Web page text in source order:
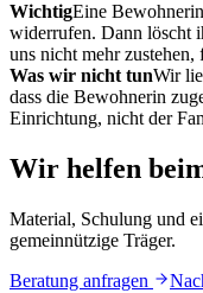
WichtigEine
widerrufen. Dann löscht
uns nicht mehr zustehen,
Was wir nicht tunWir
dass die Bewohnerin
Einrichtung, nicht der
Wir helfen
Material, Schulung und
gemeinnützige Träger.
Beratung anfragen